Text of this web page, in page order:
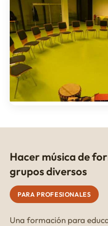
Hacer música de
grupos diversos
PARA PROFESIONALES
Una formación para